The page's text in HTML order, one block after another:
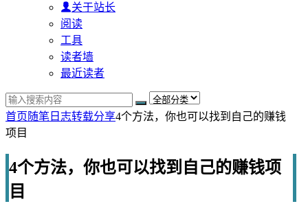
关于站长
阅读
工具
读者墙
最近读者
首页随笔日志转载分享4个方法，你也可以找到自己的赚钱
项目
4个方法，你也可以找到自己的赚钱项
目